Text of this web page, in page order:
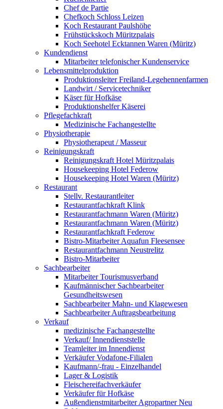
Chef de Partie
Chefkoch Schloss Leizen
Koch Restaurant Paulshöhe
Frühstückskoch Müritzpalais
Koch Seehotel Ecktannen Waren (Müritz)
Kundendienst
Mitarbeiter telefonischer Kundenservice
Lebensmittelproduktion
Produktionsleiter Freiland-Legehennenfarmen
Landwirt / Servicetechniker
Käser für Hofkäse
Produktionshelfer Käserei
Pflegefachkraft
Medizinische Fachangestellte
Physiotherapie
Physiotherapeut / Masseur
Reinigungskraft
Reinigungskraft Hotel Müritzpalais
Housekeeping Hotel Federow
Housekeeping Hotel Waren (Müritz)
Restaurant
Stellv. Restaurantleiter
Restaurantfachkraft Klink
Restaurantfachmann Waren (Müritz)
Restaurantfachmann Waren (Müritz)
Restaurantfachkraft Federow
Bistro-Mitarbeiter Aquafun Fleesensee
Restaurantfachmann Neustrelitz
Bistro-Mitarbeiter
Sachbearbeiter
Mitarbeiter Tourismusverband
Kaufmännischer Sachbearbeiter
Gesundheitswesen
Sachbearbeiter Mahn- und Klagewesen
Sachbearbeiter Auftragsbearbeitung
Verkauf
medizinische Fachangestellte
Verkauf/ Innendienststelle
Teamleiter im Innendienst
Verkäufer Vodafone-Filialen
Kaufmann/-frau - Einzelhandel
Lager & Logistik
Fleischereifachverkäufer
Verkäufer für Hofkäse
Außendienstmitarbeiter Agropartner Neu